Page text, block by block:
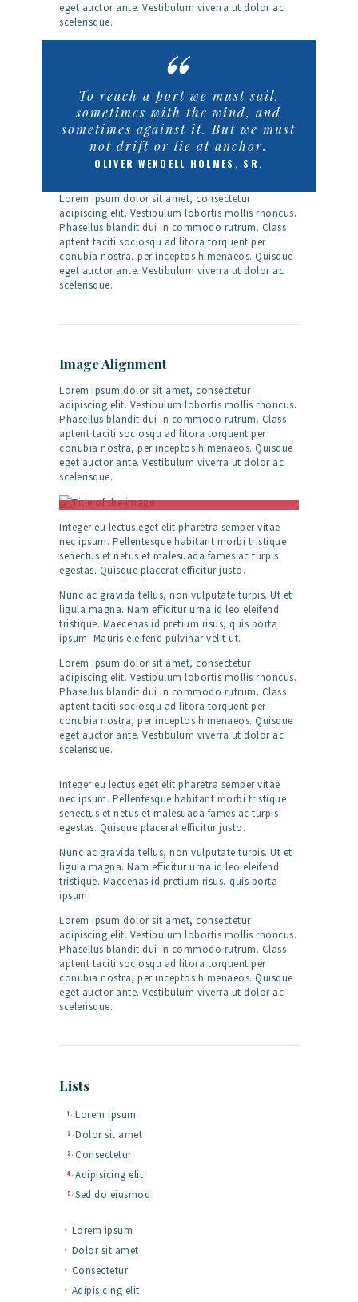
eget auctor ante. Vestibulum viverra ut dolor ac
scelerisque.
To reach a port we must sail,
sometimes with the wind, and
sometimes against it. But we must
not drift or lie at anchor.
OLIVER WENDELL HOLMES, SR.
Lorem ipsum dolor sit amet, consectetur
adipiscing elit. Vestibulum lobortis mollis rhoncus.
Phasellus blandit dui in commodo rutrum. Class
aptent taciti sociosqu ad litora torquent per
conubia nostra, per inceptos himenaeos. Quisque
eget auctor ante. Vestibulum viverra ut dolor ac
scelerisque.
Image Alignment
Lorem ipsum dolor sit amet, consectetur
adipiscing elit. Vestibulum lobortis mollis rhoncus.
Phasellus blandit dui in commodo rutrum. Class
aptent taciti sociosqu ad litora torquent per
conubia nostra, per inceptos himenaeos. Quisque
eget auctor ante. Vestibulum viverra ut dolor ac
scelerisque.
Title of the image
Integer eu lectus eget elit pharetra semper vitae
nec ipsum. Pellentesque habitant morbi tristique
senectus et netus et malesuada fames ac turpis
egestas. Quisque placerat efficitur justo.
Nunc ac gravida tellus, non vulputate turpis. Ut et
ligula magna. Nam efficitur urna id leo eleifend
tristique. Maecenas id pretium risus, quis porta
ipsum. Mauris eleifend pulvinar velit ut.
Lorem ipsum dolor sit amet, consectetur
adipiscing elit. Vestibulum lobortis mollis rhoncus.
Phasellus blandit dui in commodo rutrum. Class
aptent taciti sociosqu ad litora torquent per
conubia nostra, per inceptos himenaeos. Quisque
eget auctor ante. Vestibulum viverra ut dolor ac
scelerisque.
Integer eu lectus eget elit pharetra semper vitae
nec ipsum. Pellentesque habitant morbi tristique
senectus et netus et malesuada fames ac turpis
egestas. Quisque placerat efficitur justo.
Nunc ac gravida tellus, non vulputate turpis. Ut et
ligula magna. Nam efficitur urna id leo eleifend
tristique. Maecenas id pretium risus, quis porta
ipsum.
Lorem ipsum dolor sit amet, consectetur
adipiscing elit. Vestibulum lobortis mollis rhoncus.
Phasellus blandit dui in commodo rutrum. Class
aptent taciti sociosqu ad litora torquent per
conubia nostra, per inceptos himenaeos. Quisque
eget auctor ante. Vestibulum viverra ut dolor ac
scelerisque.
Lists
Lorem ipsum
Dolor sit amet
Consectetur
Adipisicing elit
Sed do eiusmod
Lorem ipsum
Dolor sit amet
Consectetur
Adipisicing elit